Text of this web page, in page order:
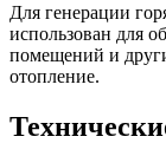
Для генерации
использован для
помещений и
отопление.